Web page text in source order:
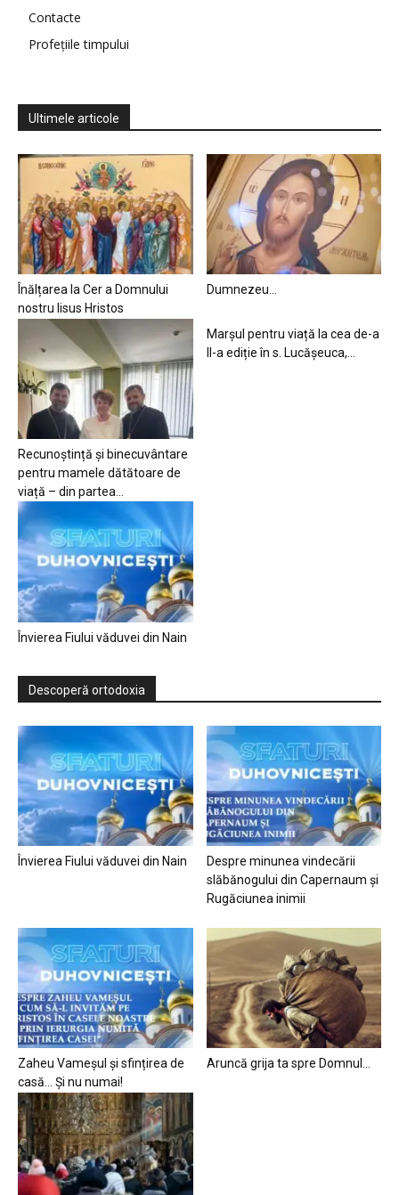
Contacte
Profețiile timpului
Ultimele articole
Înălțarea la Cer a Domnului
nostru Iisus Hristos
Dumnezeu…
Recunoștință și binecuvântare
pentru mamele dătătoare de
viață – din partea...
Marșul pentru viață la cea de-a
II-a ediție în s. Lucășeuca,...
Învierea Fiului văduvei din Nain
Descoperă ortodoxia
Învierea Fiului văduvei din Nain
Despre minunea vindecării
slăbănogului din Capernaum și
Rugăciunea inimii
Zaheu Vameșul și sfințirea de
casă… Și nu numai!
Aruncă grija ta spre Domnul…